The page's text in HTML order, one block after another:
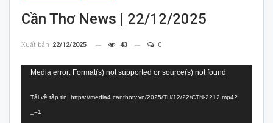
Cần Thơ News | 22/12/2025
Xuất bản 22/12/2025 43 0
Trình
Video
Media error: Format(s) not supported or source(s) not found
Tải về tập tin: https://media4.canthotv.vn/2025/TH/12/22/CTN-2212.mp4?
_=1